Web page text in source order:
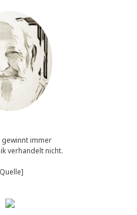
gewinnt immer
verhandelt nicht.